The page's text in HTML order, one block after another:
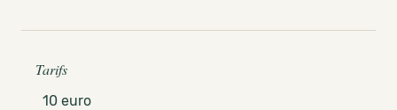
Tarifs
10 euro